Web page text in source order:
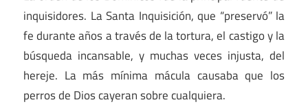
inquisidores. La Santa Inquisición, que “preservó” la
fe durante años a través de la tortura, el castigo y la
búsqueda incansable, y muchas veces injusta, del
hereje. La más mínima mácula causaba que los
perros de Dios cayeran sobre cualquiera.